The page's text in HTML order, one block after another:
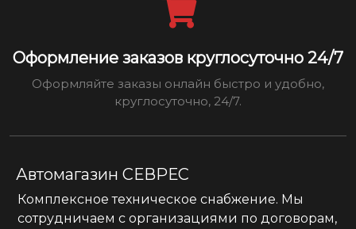
Оформление заказов круглосуточно 24/7
Оформляйте заказы онлайн быстро и удобно,
круглосуточно, 24/7.
Автомагазин СЕВРЕС
Комплексное техническое снабжение. Мы
сотрудничаем с организациями по договорам,